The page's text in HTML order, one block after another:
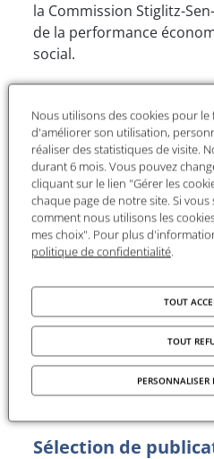
la Commission Stiglitz-
de la performance
social.
Projet de recherche
Marc Fleurbaey est
"Economie du bien-être
au Collège d'études
animateurs duPanel
Social(https://
Ses recherches en
justice distributive et
publiques. Les principaux
sont la mesure de la
politiques climatiques,
fiscalité optimale. Il a été
Sélection de
Nous utilisons des cookies pour
d'améliorer son utilisation,
réaliser des statistiques de visite.
durant 6 mois. Vous pouvez
cliquant sur le lien "Gérer les
chaque page de notre site. Si
comment nous utilisons les
mes choix". Pour plus
politique de confidentialité.
TOUT
TOUT
PERSONNALISER